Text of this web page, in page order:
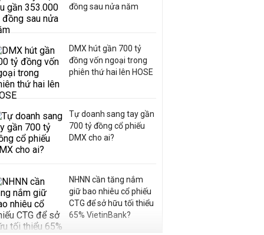
đồng sau nửa năm
DMX hút gần 700 tỷ
đồng vốn ngoại trong
phiên thứ hai lên HOSE
Tự doanh sang tay gần
700 tỷ đồng cổ phiếu
DMX cho ai?
NHNN cần tăng nắm
giữ bao nhiêu cổ phiếu
CTG để sở hữu tối thiểu
65% VietinBank?